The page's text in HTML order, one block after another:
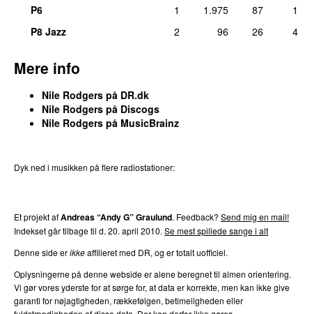
fre 19. jan 2018
Komponist, dirigent, producer, medvirkende (guitarer),
20. Madonna
tirs 17. maj 2011
Producer, medvirkende (synthesizers, el guitar):
Rodgers
2Pac,Beyoncé&Travis Scott–Cuff It Mash
fre 19. maj 2023
søn 5. maj 2013
Komponist:
Nile Rodgers
22. Busta Rhymes featuring P. Diddy&Pharrell–
Pass The Courvoisier Part II
fre 21. jun 2019
Komponist:Nile Rodgers
P6
1 1.975 87
1
P8 Jazz
2 96 26 4
Mere info
Nile Rodgers på DR.dk
Nile Rodgers på Discogs
Nile Rodgers på MusicBrainz
Dyk ned i musikken på flere radiostationer:
Et projekt afAndreas “Andy G” Graulund. Feedback? Send mig en mail!
Indekset går tilbage til d. 20. april 2010. Se mest spillede sange i alt
Denne side erikkeaffilieret med DR, og er totalt uofficiel.
Oplysningerne på denne webside er alene beregnet til almen orientering.
Vi gør vores yderste for at sørge for, at data er korrekte, men kan ikke give
garanti for nøjagtigheden, rækkefølgen, betimeligheden eller